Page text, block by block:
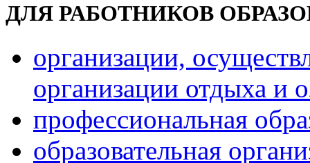
ДЛЯ РАБОТНИКОВ
организации,
организации отдыха и
профессиональная
образовательная